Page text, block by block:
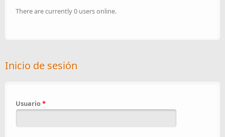
There are currently 0 users online.
Inicio de sesión
Usuario*